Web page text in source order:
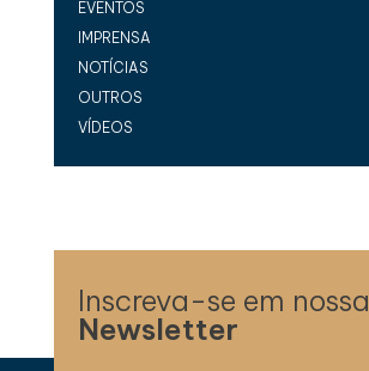
EVENTOS
IMPRENSA
NOTÍCIAS
OUTROS
VÍDEOS
Inscreva-se em nossa
Newsletter